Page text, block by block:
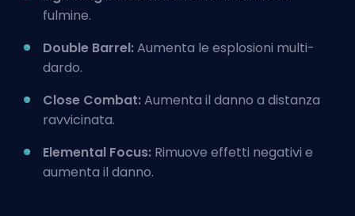
fulmine.
Double Barrel:Aumenta le esplosioni multi-
dardo.
Close Combat:Aumenta il danno a distanza
ravvicinata.
Elemental Focus: Rimuove effetti negativi e
aumenta il danno.